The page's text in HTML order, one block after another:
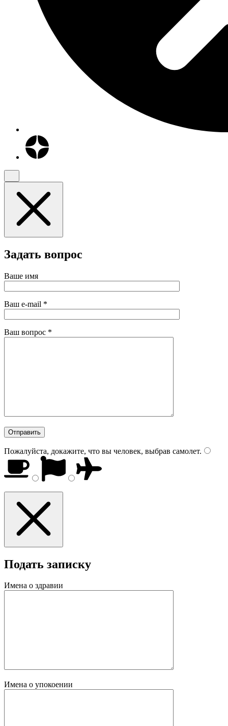
Задать вопрос
Ваше имя
Ваш e-mail *
Ваш вопрос *
Пожалуйста, докажите, что вы человек, выбрав самолет.
Подать записку
Имена о здравии
Имена о упокоении